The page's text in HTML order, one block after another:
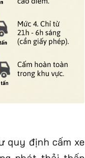
quy định cấm xe